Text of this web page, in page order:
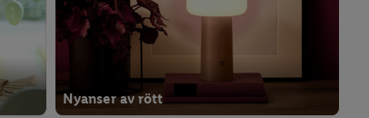
Nyanser av rött